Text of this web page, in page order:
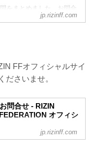
をまとめました。お問合
一度ご確認下さい。
で観戦したいのですが、
ットを買うと一番良い席
のご案内は、以下の順番と
先行（超強者）
フィシャルサイト先行・
行・番組・チラシ等 順不
ドの一般発売
jp.rizinff.com
FFオフィシャルサイ
ださいませ。
問合せ - RIZIN
オフィシ
jp.rizinff.com